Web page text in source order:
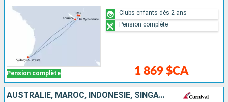
Pension complète 1 869 $CA
Clubs enfants dès 2 ans
Pension complète
AUSTRALIE, MAROC, INDONÉSIE, SINGAPOUR